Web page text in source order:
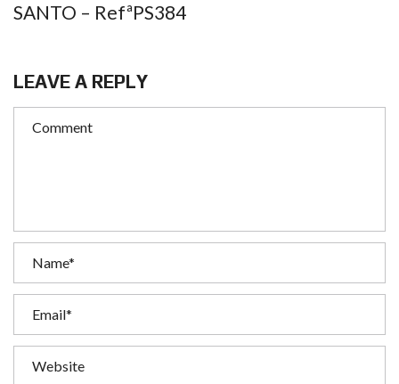
SANTO – RefªPS384
LEAVE A REPLY